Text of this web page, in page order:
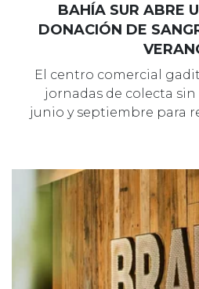
BAHÍA SUR ABRE
DONACIÓN DE
El centro comercial
jornadas de colecta
junio y septiembre para